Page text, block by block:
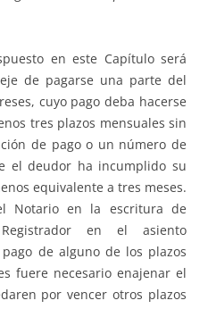
en este Capítulo será
de pagarse una parte del
cuyo pago deba hacerse
tres plazos mensuales sin
de pago o un número de
el deudor ha incumplido su
equivalente a tres meses.
Notario en la escritura de
en el asiento
de alguno de los plazos
fuere necesario enajenar el
por vencer otros plazos